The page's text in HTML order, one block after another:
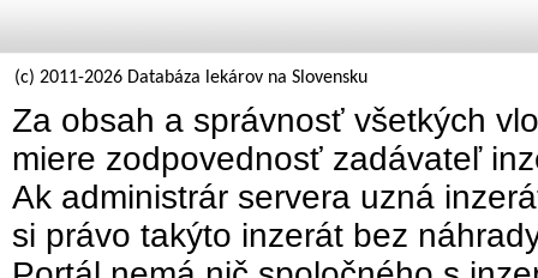
(c) 2011-2026 Databáza lekárov na Slovensku
Za obsah a správnosť všetkých
miere zodpovednosť zadávateľ
Ak administrár servera uzná
si právo takýto inzerát bez